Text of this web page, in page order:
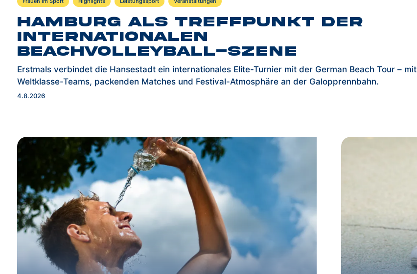
Hamburg als Treffpunkt der
internationalen
Beachvolleyball-Szene
Erstmals verbindet die Hansestadt ein internationales Elite-Turnier mit der German Beach Tour – mit
Weltklasse-Teams, packenden Matches und Festival-Atmosphäre an der Galopprennbahn.
4.8.2026